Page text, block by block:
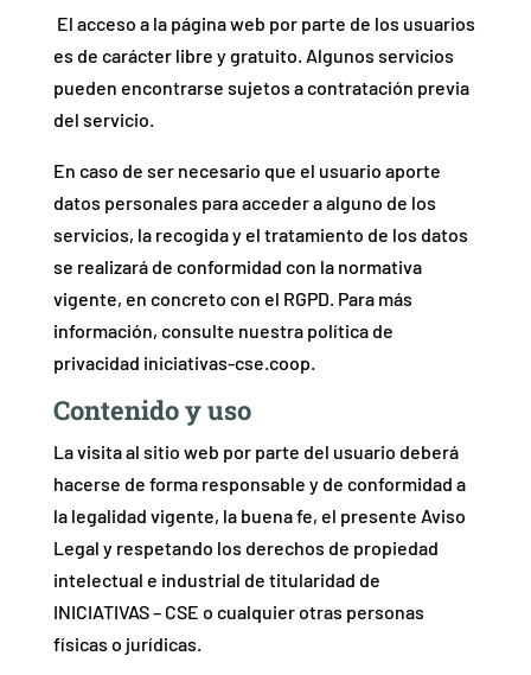
El acceso a la página web por parte de los usuarios
es de carácter libre y gratuito. Algunos servicios
pueden encontrarse sujetos a contratación previa
del servicio.
En caso de ser necesario que el usuario aporte
datos personales para acceder a alguno de los
servicios, la recogida y el tratamiento de los datos
se realizará de conformidad con la normativa
vigente, en concreto con el RGPD. Para más
información, consulte nuestra política de
privacidad iniciativas-cse.coop.
Contenido y uso
La visita al sitio web por parte del usuario deberá
hacerse de forma responsable y de conformidad a
la legalidad vigente, la buena fe, el presente Aviso
Legal y respetando los derechos de propiedad
intelectual e industrial de titularidad de
INICIATIVAS – CSE o cualquier otras personas
físicas o jurídicas.